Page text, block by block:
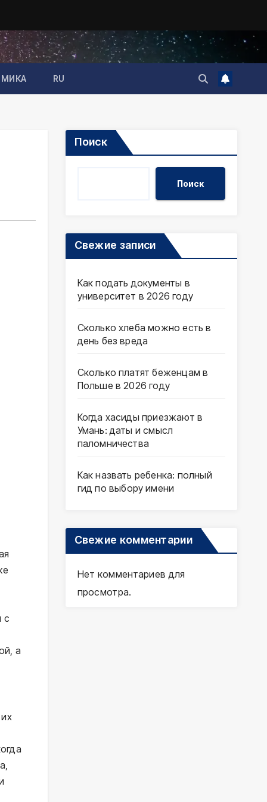
RU
с
а
Поиск
Поиск
Свежие записи
Как подать документы в
университет в 2026 году
Сколько хлеба можно есть в
день без вреда
Сколько платят беженцам в
Польше в 2026 году
Когда хасиды приезжают в
Умань: даты и смысл
паломничества
Как назвать ребенка: полный
гид по выбору имени
Свежие комментарии
Нет комментариев для
просмотра.